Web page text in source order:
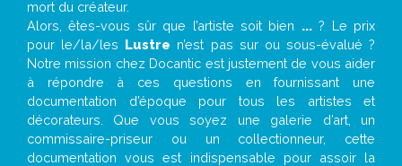
mort du créateur.
Alors, êtes-vous sûr que l’artiste soit bien ...? Le prix
pour le/la/les Lustre n’est pas sur ou sous-évalué ?
Notre mission chez Docantic est justement de vous aider
à répondre à ces questions en fournissant une
documentation d’époque pour tous les artistes et
décorateurs. Que vous soyez une galerie d’art, un
commissaire-priseur ou un collectionneur, cette
documentation vous est indispensable pour assoir la